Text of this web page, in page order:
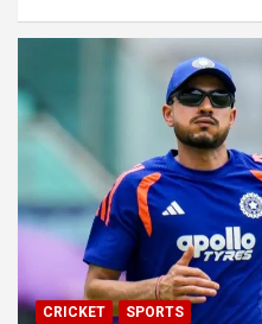
CRICKET SPORTS